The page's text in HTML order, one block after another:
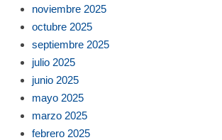
noviembre 2025
octubre 2025
septiembre 2025
julio 2025
junio 2025
mayo 2025
marzo 2025
febrero 2025